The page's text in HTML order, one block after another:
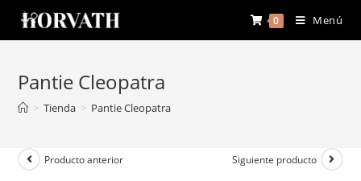
0 Menú
Pantie Cleopatra
> Tienda > Pantie Cleopatra
Producto anterior Siguiente producto